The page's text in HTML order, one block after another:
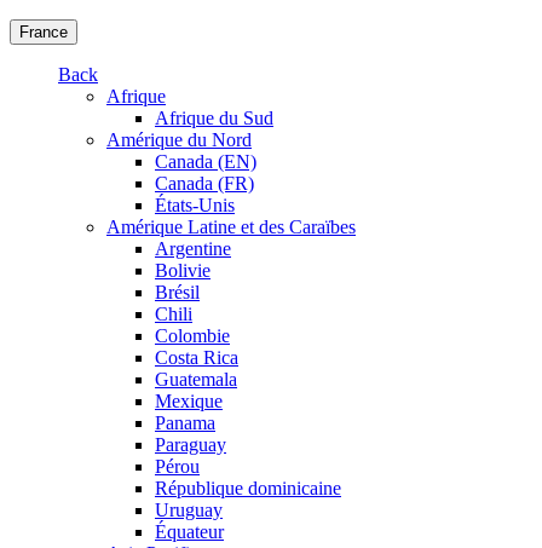
France
Back
Afrique
Afrique du Sud
Amérique du Nord
Canada (EN)
Canada (FR)
États-Unis
Amérique Latine et des Caraïbes
Argentine
Bolivie
Brésil
Chili
Colombie
Costa Rica
Guatemala
Mexique
Panama
Paraguay
Pérou
République dominicaine
Uruguay
Équateur